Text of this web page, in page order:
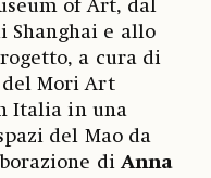
of Art, dal
Shanghai e allo
a cura di
Mori Art
Italia in una
del Mao da
di Anna